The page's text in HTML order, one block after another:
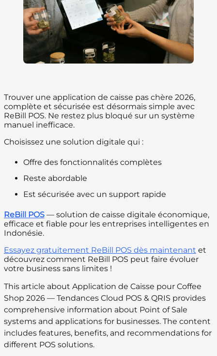
Trouver une application de caisse pas chère 2026,
complète et sécurisée est désormais simple avec
ReBill POS. Ne restez plus bloqué sur un système
manuel inefficace.
Choisissez une solution digitale qui :
Offre des fonctionnalités complètes
Reste abordable
Est sécurisée avec un support rapide
ReBill POS — solution de caisse digitale économique,
efficace et fiable pour les entreprises intelligentes en
Indonésie.
Essayez gratuitement ReBill POS dès maintenant et
découvrez comment ReBill POS peut faire évoluer
votre business sans limites !
This article about Application de Caisse pour Coffee
Shop 2026 — Tendances Cloud POS & QRIS provides
comprehensive information about Point of Sale
systems and applications for businesses. The content
includes features, benefits, and recommendations for
different POS solutions.